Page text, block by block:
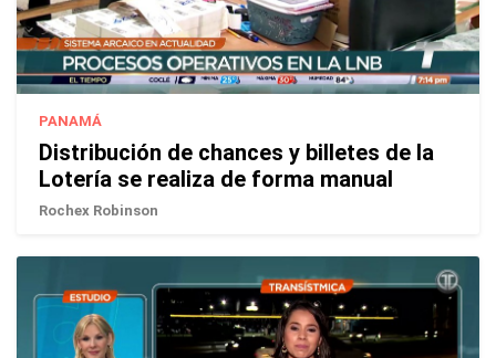
PANAMÁ
Distribución de chances y billetes de la
Lotería se realiza de forma manual
Rochex Robinson